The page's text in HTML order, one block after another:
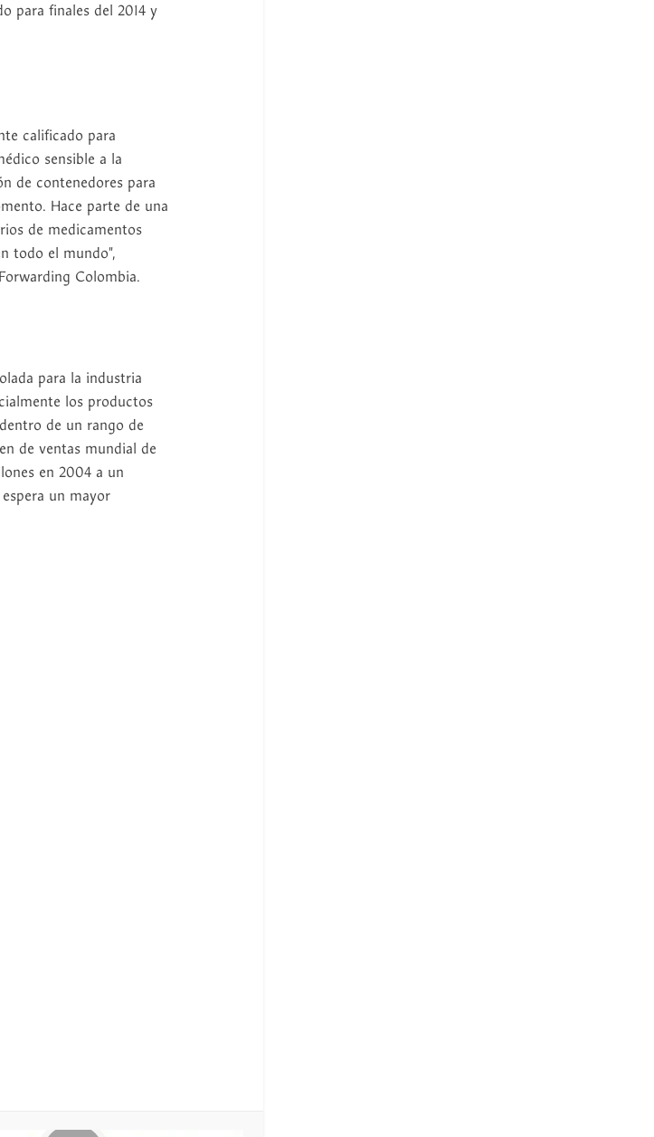
para finales del 2014 y
calificado para
sensible a la
de contenedores para
Hace parte de una
de medicamentos
todo el mundo",
Colombia.
para la industria
los productos
de un rango de
de ventas mundial de
en 2004 a un
un mayor